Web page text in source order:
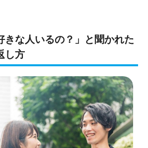
きな人いるの？」と聞かれた
し方